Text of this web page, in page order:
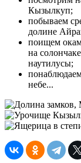
Кызылкуп;
побываем
долине
поищем
на
наутилусы;
небе...